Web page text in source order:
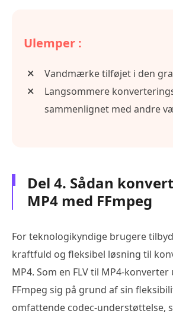
Ulemper :
Vandmærke tilføjet i den
Langsommere
sammenlignet med andre
Del 4. Sådan
MP4 med FFmpeg
For teknologikyndige brugere
kraftfuld og fleksibel løsning til
MP4. Som en FLV til MP4-
FFmpeg sig på grund af sin
omfattende codec-understøttelse,